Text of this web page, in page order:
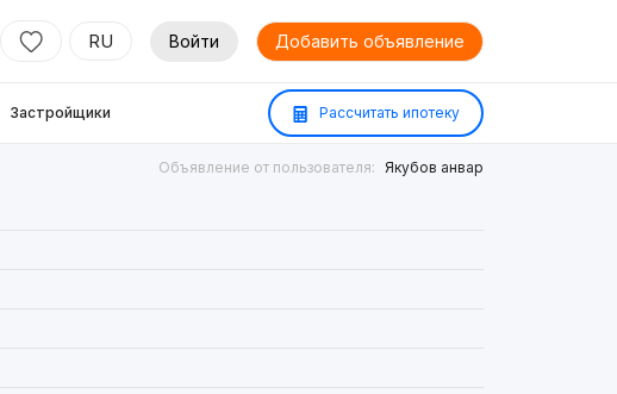
RU Войти Добавить объявление
Застройщики Рассчитать ипотеку
Объявление от пользователя: Якубов анвар